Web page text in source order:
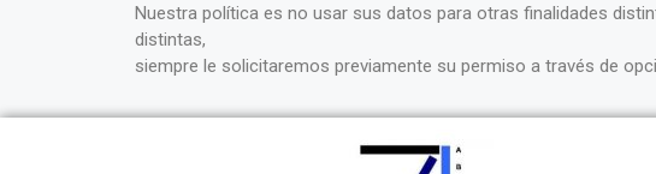
Nuestra política es no usar sus datos para otras finalidades
distintas,
siempre le solicitaremos previamente su permiso a través de